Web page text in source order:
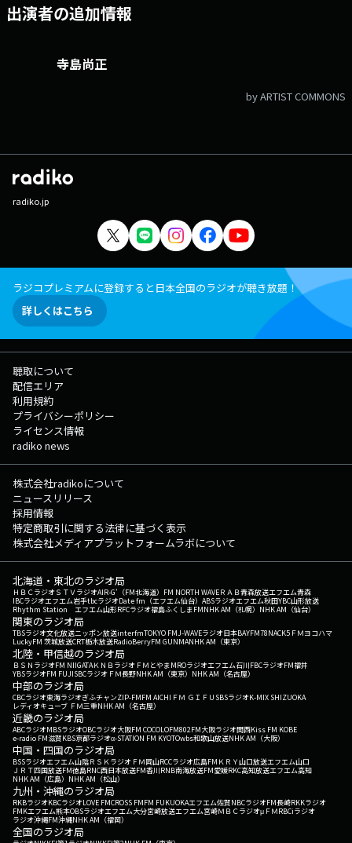
出演者の追加情報
寺島尚正
by ARTIST COMMONS
radiko.jp
ラジコプレミアムに登録すると日本全国のラジオが聴き放題！
詳しくはこちら
聴取について
配信エリア
利用規約
プライバシーポリシー
ライセンス情報
radiko news
株式会社radikoについて
ニュースリリース
採用情報
特定商取引に関する法律に基づく表示
株式会社メディアプラットフォームラボについて
北海道・東北のラジオ局
ＨＢＣラジオＳＴＶラジオAIR-G'（FM北海道） FM NORTH WAVEＲＡＢ青森放送エフエム青森
IBCラジオエフエム岩手tbcラジオDate fm（エフエム仙台） ABSラジオエフエム秋田YBC山形放送
Rhythm Station エフエム山形RFCラジオ福島ふくしまFMNHK AM（札幌） NHK AM（仙台）
関東のラジオ局
TBSラジオ文化放送ニッポン放送interfmTOKYO FMJ-WAVEラジオ日本BAYFM78NACK5 ＦＭヨコハマ
LuckyFM 茨城放送CRT栃木放送RadioBerryFM GUNMANHK AM（東京）
北陸・甲信越のラジオ局
ＢＳＮラジオFM NIIGATAＫＮＢラジオ ＦＭとやまMROラジオエフエム石川FBCラジオFM福井
YBSラジオFM FUJISBCラジオ ＦＭ長野NHK AM（東京） NHK AM（名古屋）
中部のラジオ局
CBCラジオ東海ラジオぎふチャンZIP-FMFM AICHI ＦＭ ＧＩＦＵ SBSラジオK-MIX SHIZUOKA
レディオキューブ ＦＭ三重NHK AM（名古屋）
近畿のラジオ局
ABCラジオMBSラジオOBCラジオ大阪FM COCOLOFM802FM大阪ラジオ関西Kiss FM KOBE
e-radio FM滋賀KBS京都ラジオα-STATION FM KYOTOwbs和歌山放送NHK AM（大阪）
中国・四国のラジオ局
BSSラジオエフエム山陰ＲＳＫラジオ ＦＭ岡山RCCラジオ広島FM ＫＲＹ山口放送エフエム山口
ＪＲＴ四国放送FM徳島RNC西日本放送FM香川RNB南海放送FM愛媛RKC高知放送エフエム高知
NHK AM（広島） NHK AM（松山）
九州・沖縄のラジオ局
RKBラジオKBCラジオLOVE FMCROSS FMFM FUKUOKAエフエム佐賀NBCラジオFM長崎RKKラジオ
FMKエフエム熊本OBSラジオエフエム大分宮崎放送エフエム宮崎ＭＢＣラジオμＦＭRBCiラジオ
ラジオ沖縄FM沖縄NHK AM（福岡）
全国のラジオ局